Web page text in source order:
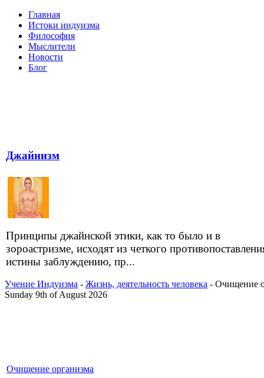
Главная
Истоки индуизма
Философия
Мыслители
Новости
Блог
Джайнизм
Принципы джайнской этики, как то было и в
зороастризме, исходят из четкого
истины заблуждению, пр...
Учение Индуизма - Жизнь, деятельность человека - Очищение
Sunday 9th of August 2026
Очищение организма